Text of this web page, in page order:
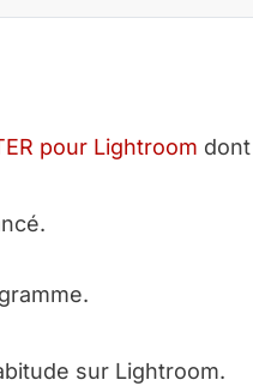
pour Lightroom
sur Lightroom.